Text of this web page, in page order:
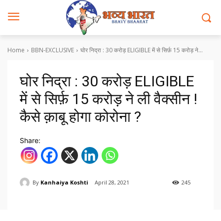
Home BBN-EXCLUSIVE घोर निद्रा : 30 करोड़ ELIGIBLE में से सिर्फ़ 15 करोड़ ने...
घोर निद्रा : 30 करोड़ ELIGIBLE
में से सिर्फ़ 15 करोड़ ने ली वैक्सीन !
कैसे क़ाबू होगा कोरोना ?
Share:
By Kanhaiya Koshti April 28, 2021 245